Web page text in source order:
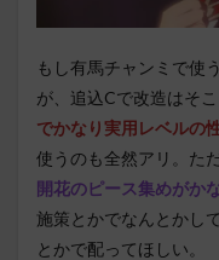
もし有馬チャンミで使
が、追込Cで改造はそ
でかなり実用レベルの
使うのも全然アリ。ただ
開花のピース集めがか
施策とかでなんとかし
とかで配ってほしい。